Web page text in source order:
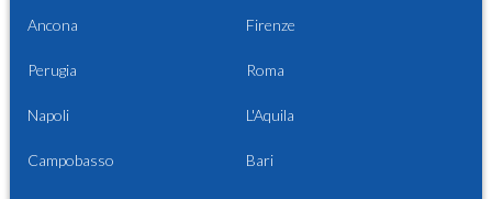
Ancona Firenze
Perugia Roma
Napoli L'Aquila
Campobasso Bari